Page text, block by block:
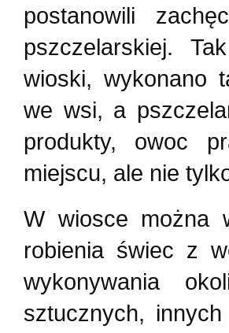
postanowili
pszczelarskiej.
wioski, wykonano
we wsi, a
produkty, owoc
miejscu, ale nie
W wiosce można
robienia świec z
wykonywania
sztucznych,